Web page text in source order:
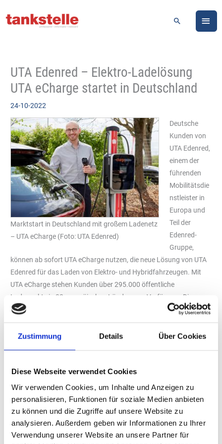
Zustimmung Details Über Cookies
Diese Webseite verwendet Cookies
Wir verwenden Cookies, um Inhalte und Anzeigen zu
personalisieren, Funktionen für soziale Medien anbieten
zu können und die Zugriffe auf unsere Website zu
analysieren. Außerdem geben wir Informationen zu Ihrer
Verwendung unserer Website an unsere Partner für
Inhalt
Suchen
UTA Edenred – Elektro-Ladelösung
UTA eCharge startet in Deutschland
24-10-2022
Marktstart in Deutschland mit großem Ladenetz
– UTA eCharge (Foto: UTA Edenred)
Deutsche
Kunden von
UTA Edenred,
einem der
führenden
Mobilitätsdie
nstleister in
Europa und
Teil der
Edenred-
Gruppe,
können ab sofort UTA eCharge nutzen, die neue Lösung von UTA
Edenred für das Laden von Elektro- und Hybridfahrzeugen. Mit
UTA eCharge stehen Kunden über 295.000 öffentliche
Ladepunkte in 32 europäischen Ländern zur Verfügung. Die
Ladestationen können bequem mithilfe einer Smartphone-App
(verfügbar für iOS und Android) lokalisiert werden, viele Stationen
erlauben zudem auch das Starten und Stoppen des
haben eine Ladeleistung von 3,7 bis 300 kW und mehr, wodurch
unterschiedliche Ladegeschwindigkeiten möglich sind. Durch
transparente Preise sowie einen Einheitstarif bietet UTA eCharge
Kosteneffizienz und Planbarkeit bei den Fuhrparkkosten.
„Mit UTA eCharge bieten wir unseren Kunden eine überzeugende
Lösung für ihre Elektromobilitätsanforderungen, die sich durch